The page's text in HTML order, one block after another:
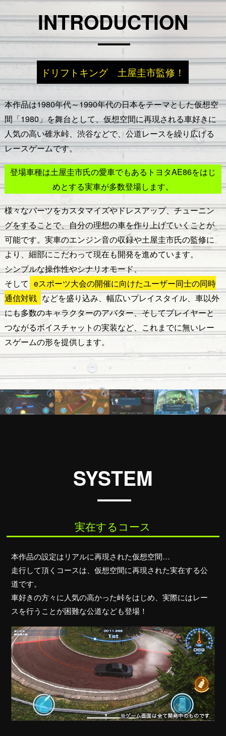
INTRODUCTION
ドリフトキング 土屋圭市監修！
本作品は1980年代～1990年代の日本をテーマとした仮想空
間「1980」を舞台として、仮想空間に再現される車好きに
人気の高い碓氷峠、渋谷などで、公道レースを繰り広げる
レースゲームです。
登場車種は土屋圭市氏の愛車でもあるトヨタAE86をはじ
めとする実車が多数登場します。
様々なパーツをカスタマイズやドレスアップ、チューニン
グをすることで、自分の理想の車を作り上げていくことが
可能です。 実車のエンジン音の収録や土屋圭市氏の監修に
より、細部にこだわって現在も開発を進めています。
シンプルな操作性やシナリオモード、
そして eスポーツ大会の開催に向けたユーザー同士の同時
通信対戦 などを盛り込み、 幅広いプレイスタイル、車以外
にも多数のキャラクターのアバター、そしてプレイヤーと
つながるボイスチャットの実装など、これまでに無いレー
スゲームの形を提供します。
SYSTEM
実在するコース
本作品の設定はリアルに再現された仮想空間…
走行して頂くコースは、仮想空間に再現された実在する公
道です。
車好きの方々に人気の高かった峠をはじめ、実際にはレー
スを行うことが困難な公道なども登場！